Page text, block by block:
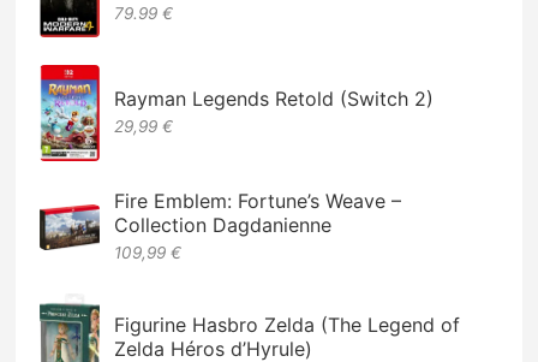
79.99 €
Rayman Legends Retold (Switch 2)
29,99 €
Fire Emblem: Fortune’s Weave –
Collection Dagdanienne
109,99 €
Figurine Hasbro Zelda (The Legend of
Zelda Héros d’Hyrule)